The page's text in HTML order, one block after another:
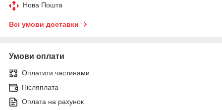
Нова Пошта
Всі умови доставки
Умови оплати
Оплатити частинами
Післяплата
Оплата на рахунок